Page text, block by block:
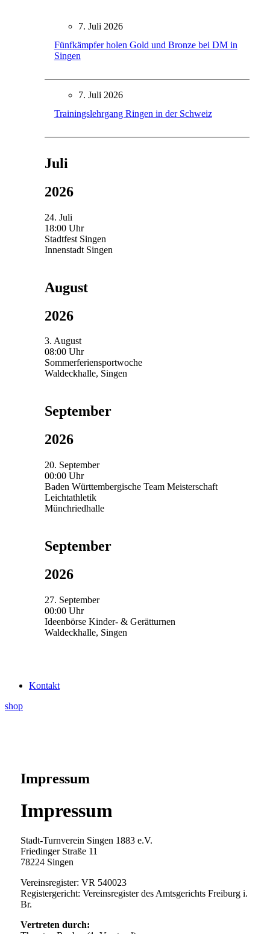
7. Juli 2026
Fünfkämpfer holen Gold und Bronze bei DM in
Singen
7. Juli 2026
Trainingslehrgang Ringen in der Schweiz
Juli
2026
24. Juli
18:00 Uhr
Stadtfest Singen
Innenstadt Singen
August
2026
3. August
08:00 Uhr
Sommerferiensportwoche
Waldeckhalle, Singen
September
2026
20. September
00:00 Uhr
Baden Württembergische Team Meisterschaft
Leichtathletik
Münchriedhalle
September
2026
27. September
00:00 Uhr
Ideenbörse Kinder- & Gerätturnen
Waldeckhalle, Singen
Kontakt
shop
Impressum
Impressum
Stadt-Turnverein Singen 1883 e.V.
Friedinger Straße 11
78224 Singen
Vereinsregister: VR 540023
Registergericht: Vereinsregister des Amtsgerichts Freiburg i.
Br.
Vertreten durch: